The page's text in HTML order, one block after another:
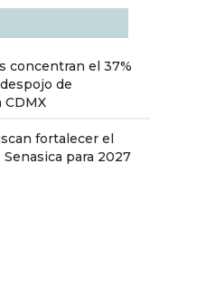
concentran el 37%
de
CDMX
fortalecer el
para 2027